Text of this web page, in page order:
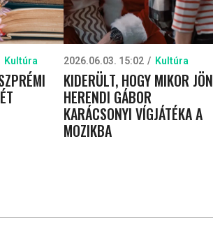
Kultúra 2026.06.03. 15:02 Kultúra
KIDERÜLT, HOGY MIKOR JÖN
HERENDI GÁBOR
KARÁCSONYI VÍGJÁTÉKA A
MOZIKBA